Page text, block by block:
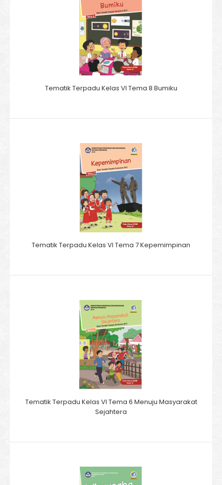
Tematik Terpadu Kelas VI Tema 8 Bumiku
Tematik Terpadu Kelas VI Tema 7 Kepemimpinan
Tematik Terpadu Kelas VI Tema 6 Menuju Masyarakat
Sejahtera